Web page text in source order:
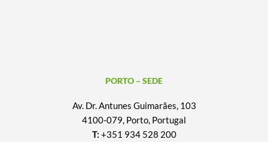
PORTO – SEDE
Av. Dr. Antunes Guimarães, 103
4100-079, Porto, Portugal
T: +351 934 528 200